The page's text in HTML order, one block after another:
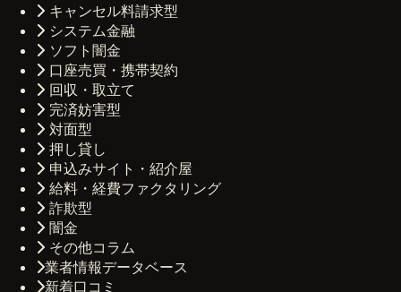
キャンセル料請求型
システム金融
ソフト闇金
口座売買・携帯契約
回収・取立て
完済妨害型
対面型
押し貸し
申込みサイト・紹介屋
給料・経費ファクタリング
詐欺型
闇金
その他コラム
業者情報データベース
新着口コミ